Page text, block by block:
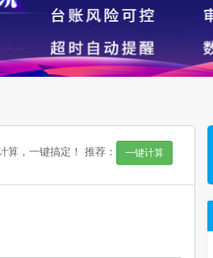
算，一键搞定！推荐： 一键计算